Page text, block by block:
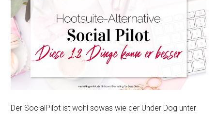
Der SocialPilot ist wohl sowas wie der Under Dog unter